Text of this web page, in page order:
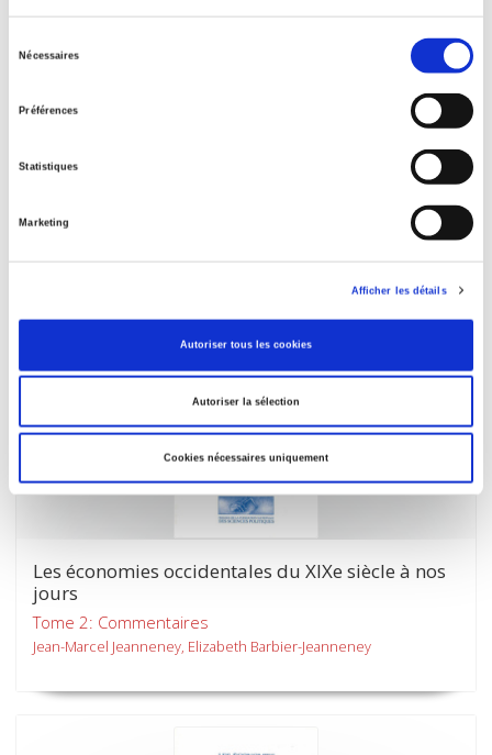
Nécessaires
Préférences
Statistiques
Marketing
Afficher les détails
Autoriser tous les cookies
Autoriser la sélection
Cookies nécessaires uniquement
Les chiffres du monde en poche
Les économies occidentales du XIXe siècle à nos
jours
Tome 2: Commentaires
Jean-Marcel Jeanneney, Elizabeth Barbier-Jeanneney